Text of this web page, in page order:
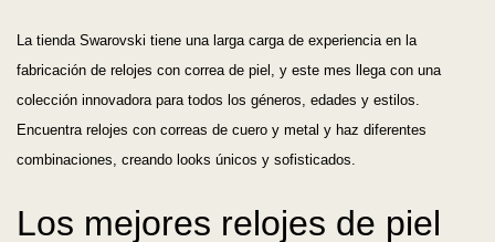
La tienda Swarovski tiene una larga carga de experiencia en la
fabricación de relojes con correa de piel, y este mes llega con una
colección innovadora para todos los géneros, edades y estilos.
Encuentra relojes con correas de cuero y metal y haz diferentes
combinaciones, creando looks únicos y sofisticados.
Los mejores relojes de piel